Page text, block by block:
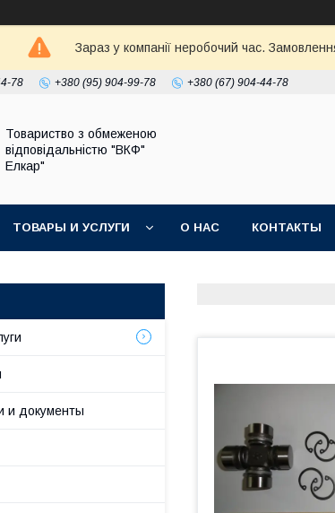
Зараз у компанії неробочий час.
78 +380 (95) 904-99-78 +380 (67) 904-44-78
Товариство з обмеженою
відповідальністю "ВКФ"
Елкар"
ТОВАРЫ И УСЛУГИ О НАС КОНТАКТЫ
и документы